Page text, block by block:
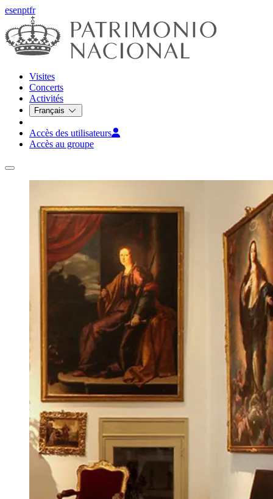
esenptfr
Visites
Concerts
Activités
Français
Accès des utilisateurs
Accès au groupe